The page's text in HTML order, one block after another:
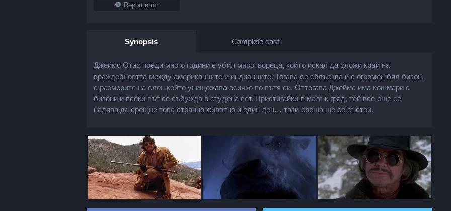
Report error
Synopsis Complete cast
Джеймс Отис преди много години е убил миротвореца, който искал да сложи край на
враждебността между американците и индианците. Тогава се сблъсква и с огромен бял бизон,
с размерите на слон,който унищожава всичко по пътя си. Оттогава Джеймс има кошмари с
бизони и всеки път се събужда в студена пот. Пристигайки в малък град, той все още се
надява да срещне това странно животно и един ден… тази среща ще се състои.